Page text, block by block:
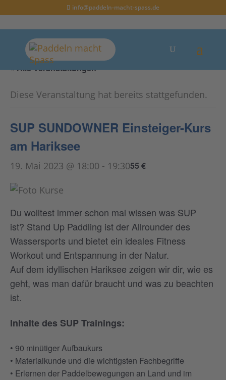
info@paddeln-macht-spass.de
« Alle Veranstaltungen
Diese Veranstaltung hat bereits stattgefunden.
SUP SUNDOWNER Einsteiger-Kurs
am Hariksee
19. Mai 2023 @ 18:00 - 19:3055 €
Du wolltest immer schon mal wissen was SUP
ist? Stand Up Paddling ist der Allrounder des
Wassersports und bietet ein ideales Fitness
Workout und Entspannung in der Natur.
Auf dem idyllischen Hariksee zeigen wir dir, wie es
geht, was man dafür braucht und was zu beachten
ist.
Inhalte des SUP Trainings:
• 90 minütiger Aufbaukurs
• Materialkunde und die wichtigsten Fachbegriffe
• Erlernen der Paddelbewegungen an Land und im